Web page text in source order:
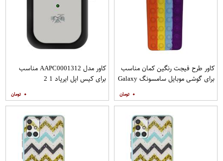
کاور طرح فیجت رنگین کمان مناسب
برای گوشی موبایل سامسونگ Galaxy
۰
کاور مدل AAPC0001312 مناسب
برای کیس اپل ایرپاد 1 2
۰